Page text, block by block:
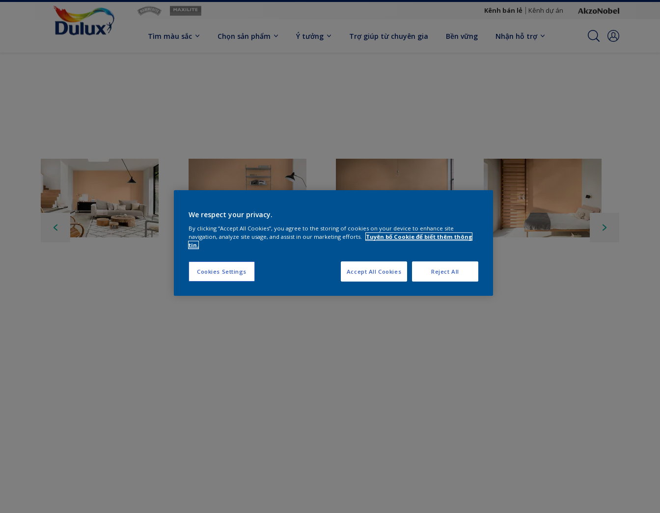
Kênh bán lẻ Kênh dự án
Tìm màu sắc Chọn sản phẩm Ý tưởng Trợ giúp từ chuyên gia Bền vững Nhận hỗ trợ
We respect your privacy.
By clicking “Accept All Cookies”, you agree to the storing of cookies on your device to enhance site
navigation, analyze site usage, and assist in our marketing efforts.
Tuyên bố Cookie để biết thêm thông
tin.
Cookies Settings Reject All
Accept All Cookies